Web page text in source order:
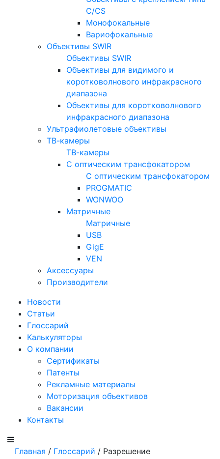
C/CS
Монофокальные
Вариофокальные
Объективы SWIR
Объективы SWIR
Объективы для видимого и
коротковолнового инфракрасного
диапазона
Объективы для коротковолнового
инфракрасного диапазона
Ультрафиолетовые объективы
ТВ-камеры
ТВ-камеры
С оптическим трансфокатором
С оптическим трансфокатором
PROGMATIC
WONWOO
Матричные
Матричные
USB
GigE
VEN
Аксессуары
Производители
Новости
Статьи
Глоссарий
Калькуляторы
О компании
Сертификаты
Патенты
Рекламные материалы
Моторизация объективов
Вакансии
Контакты
Главная / Глоссарий / Разрешение